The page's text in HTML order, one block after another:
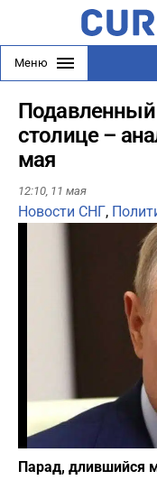
Меню
Подавленный
столице –
мая
12:10, 11 мая
Новости СНГ,
Парад, длившийся